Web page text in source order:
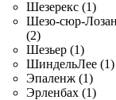
Шезерекс (1)
Шезо-сюр-
(2)
Шезьер (1)
ШиндельЛее (1)
Эпаленж (1)
Эрленбах (1)